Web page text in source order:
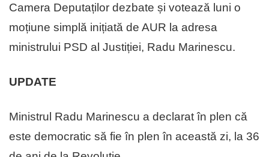
Camera Deputaților dezbate și votează luni o
moțiune simplă inițiată de AUR la adresa
ministrului PSD al Justiției, Radu Marinescu.
UPDATE
Ministrul Radu Marinescu a declarat în plen că
este democratic să fie în plen în această zi, la 36